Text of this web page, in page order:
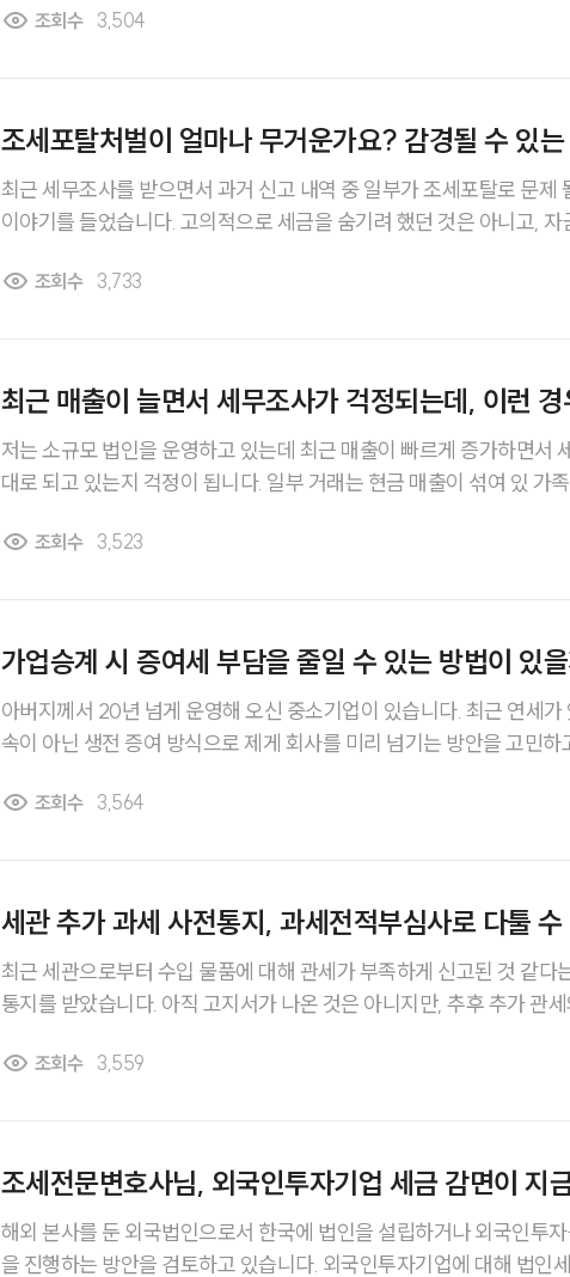
경우도 있다고 들었는데, 저는 정상적으로 통지를 받은 상황이라 그 차
게 좋을까요?
조회수 3,504
조세포탈처벌이 얼마나 무거운가요? 감경될 수 있는
는지 궁금합니다.
최근 세무조사를 받으면서 과거 신고 내역 중 일부가 조세포탈로 문제
이야기를 들었습니다. 고의적으로 세금을 숨기려 했던 것은 아니고, 자
니다. 포탈 금액이 일정 기준을 넘으면 처벌이 크게 가중된다고 들었는
조회수 3,733
최근 매출이 늘면서 세무조사가 걱정되는데, 이런 경
혐의가 될 수 있나요?
저는 소규모 법인을 운영하고 있는데 최근 매출이 빠르게 증가하면서
대로 되고 있는지 걱정이 됩니다. 일부 거래는 현금 매출이 섞여 있 가
될 수 있는지 실제로 어떤 행위들이 탈세혐의로 판단되는지 알고 싶습니
조회수 3,523
가업승계 시 증여세 부담을 줄일 수 있는 방법이 있
아버지께서 20년 넘게 운영해 오신 중소기업이 있습니다. 최근 연세가
속이 아닌 생전 증여 방식으로 제게 회사를 미리 넘기는 방안을 고민하
도 과세특례제도를 적용받을 수 있는지, 적용 요건은 어떤 것들이 있는
조회수 3,564
세관 추가 과세 사전통지, 과세전적부심사로 다툴
최근 세관으로부터 수입 물품에 대해 관세가 부족하게 신고된 것 같다
통지를 받았습니다. 아직 고지서가 나온 것은 아니지만, 추후 추가 관
니면 과세가 확정되기 전에 제 의견을 제출하거나 다툴 수 있는 절차가
조회수 3,559
조세전문변호사님, 외국인투자기업 세금 감면이 지
한가요?
해외 본사를 둔 외국법인으로서 한국에 법인을 설립하거나 외국인투
을 진행하는 방안을 검토하고 있습니다. 외국인투자기업에 대해 법인
히스토리